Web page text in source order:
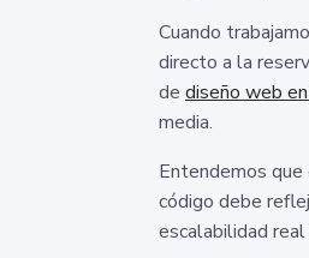
Cuando
directo a la
de diseño web
media.
Entendemos
código debe
escalabilidad